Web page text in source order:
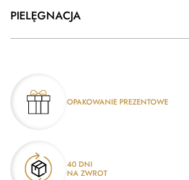
PIELĘGNACJA
OPAKOWANIE PREZENTOWE
40 DNI
NA ZWROT